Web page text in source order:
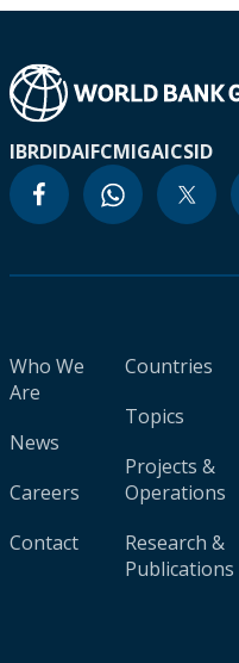
IBRDIDAIFCMIGAICSID
Who We
Are
News
Careers
Contact
Countries
Topics
Projects &
Operations
Research &
Publications